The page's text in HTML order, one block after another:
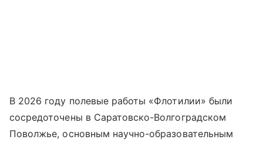
В 2026 году полевые работы «Флотилии» были
сосредоточены в Саратовско-Волгоградском
Поволжье, основным научно-образовательным